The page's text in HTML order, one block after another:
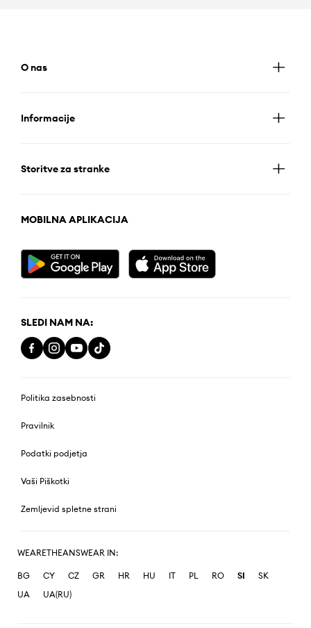
O nas
Informacije
Storitve za stranke
MOBILNA APLIKACIJA
SLEDI NAM NA:
Politika zasebnosti
Pravilnik
Podatki podjetja
Vaši Piškotki
Zemljevid spletne strani
WEARETHEANSWEAR IN:
BG CY CZ GR HR HU IT PL RO SI
SK
UA
UA(RU)